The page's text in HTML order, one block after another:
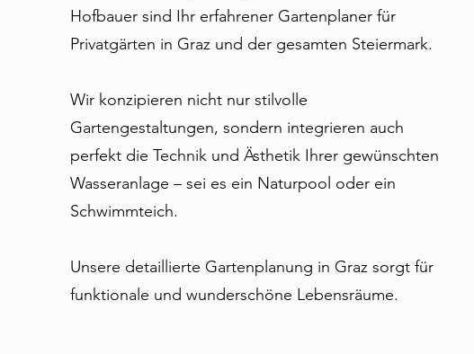
Hofbauer sind Ihr erfahrener Gartenplaner für
Privatgärten in Graz und der gesamten Steiermark.
Wir konzipieren nicht nur stilvolle
Gartengestaltungen, sondern integrieren auch
perfekt die Technik und Ästhetik Ihrer gewünschten
Wasseranlage – sei es ein Naturpool oder ein
Schwimmteich.
Unsere detaillierte Gartenplanung in Graz sorgt für
funktionale und wunderschöne Lebensräume.